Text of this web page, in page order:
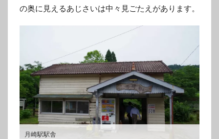
の奥に見えるあじさいは中々見ごたえがあります。
月崎駅駅舎